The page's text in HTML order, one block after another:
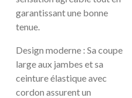
garantissant une bonne
tenue.
Design moderne : Sa coupe
large aux jambes et sa
ceinture élastique avec
cordon assurent un